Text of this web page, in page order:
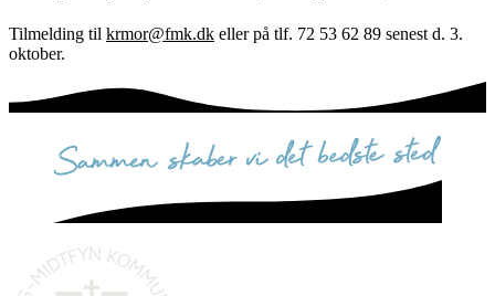
Tilmelding til krmor@fmk.dk eller på tlf. 72 53 62 89 senest d. 3.
oktober.
sammen skaber vi det bedste sted